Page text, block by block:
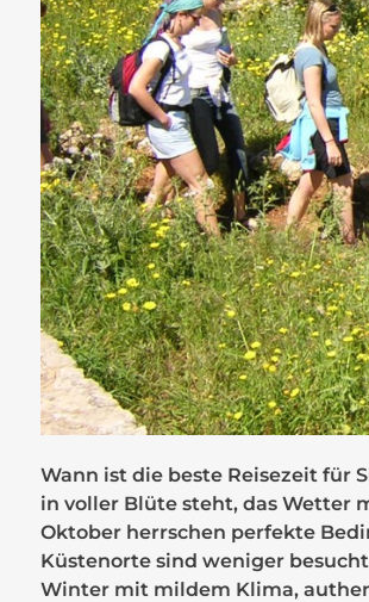
Wann ist die beste Reisezeit für
in voller Blüte steht, das Wetter
Oktober herrschen perfekte
Küstenorte sind weniger
Winter mit mildem Klima,